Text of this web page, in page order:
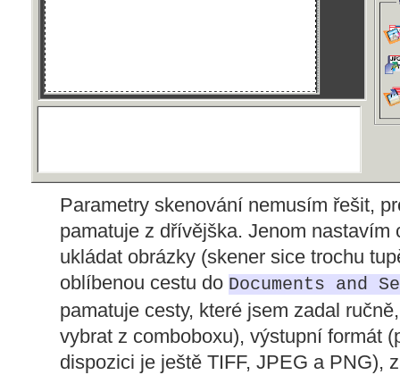
Parametry skenování nemusím řešit,
pamatuje z dřívějška. Jenom nastavím
ukládat obrázky (skener sice trochu
oblíbenou cestu do Documents and
pamatuje cesty, které jsem zadal
vybrat z comboboxu), výstupní formát
dispozici je ještě TIFF, JPEG a PNG),